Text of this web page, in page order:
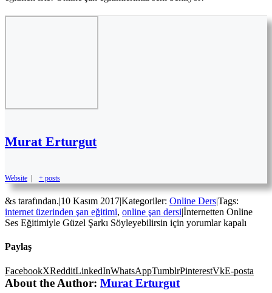
Murat Erturgut
Website + posts
&s tarafından.|10 Kasım 2017|Kategoriler: Online Ders|Tags:
internet üzerinden şan eğitimi, online şan dersi|İnternetten Online
Ses Eğitimiyle Güzel Şarkı Söyleyebilirsin için yorumlar kapalı
Paylaş
FacebookXRedditLinkedInWhatsAppTumblrPinterestVkE-posta
About the Author: Murat Erturgut